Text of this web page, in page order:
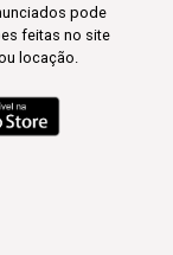
pode
feitas no site
locação.